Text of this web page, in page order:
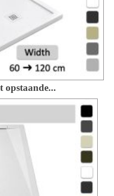
opstaande...